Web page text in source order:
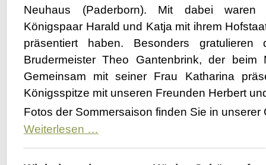
Neuhaus (Paderborn). Mit dabei waren
Königspaar Harald und Katja mit ihrem
präsentiert haben. Besonders
Brudermeister Theo Gantenbrink, der beim
Gemeinsam mit seiner Frau Katharina
Königsspitze mit unseren Freunden Herbert
Fotos der Sommersaison finden Sie in unserer
Weiterlesen …Sommersaison